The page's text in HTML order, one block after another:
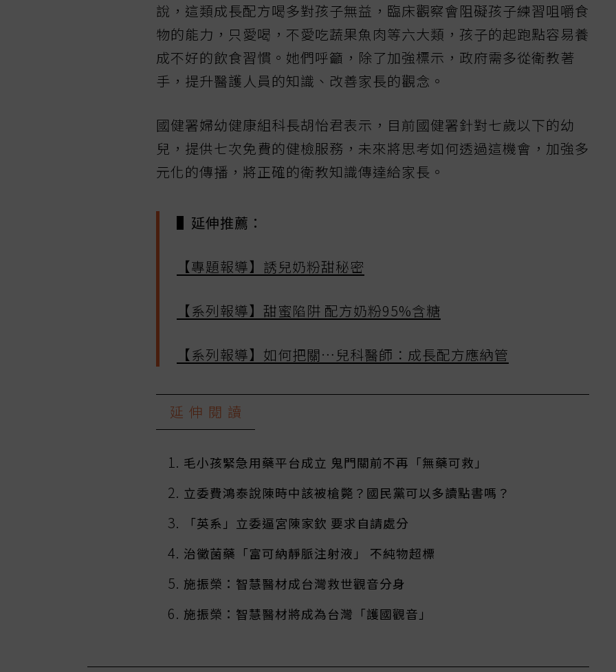
說，這類成長配方喝多對孩子無益，臨床觀察會阻礙孩子練習咀嚼食
物的能力，只愛喝，不愛吃蔬果魚肉等六大類，孩子的起跑點容易養
成不好的飲食習慣。她們呼籲，除了加強標示，政府需多從衛教著
手，提升醫護人員的知識、改善家長的觀念。
國健署婦幼健康組科長胡怡君表示，目前國健署針對七歲以下的幼
兒，提供七次免費的健檢服務，未來將思考如何透過這機會，加強多
元化的傳播，將正確的衛教知識傳達給家長。
▌延伸推薦：
【專題報導】誘兒奶粉甜秘密
【系列報導】甜蜜陷阱 配方奶粉95%含糖
【系列報導】如何把關…兒科醫師：成長配方應納管
延伸閱讀
毛小孩緊急用藥平台成立 鬼門關前不再「無藥可救」
立委費鴻泰說陳時中該被槍斃？國民黨可以多讀點書嗎？
「英系」立委逼宮陳家欽 要求自請處分
治黴菌藥「富可納靜脈注射液」 不純物超標
施振榮：智慧醫材成台灣救世觀音分身
施振榮：智慧醫材將成為台灣「護國觀音」